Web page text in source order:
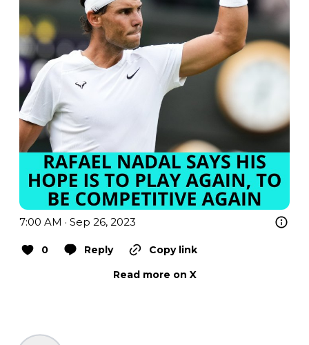
7:00 AM · Sep 26, 2023
0 Reply
Copy link
Read more on X